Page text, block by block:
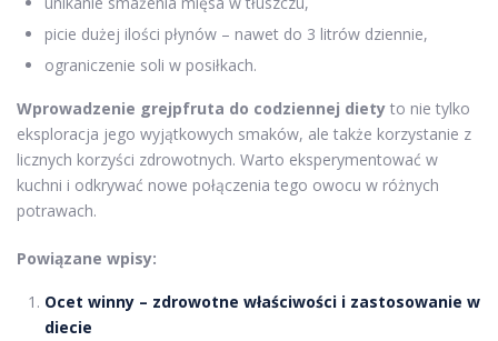
picie dużej ilości płynów – nawet do 3 litrów dziennie,
ograniczenie soli w posiłkach.
Wprowadzenie grejpfruta do codziennej diety to nie tylko
eksploracja jego wyjątkowych smaków, ale także korzystanie z
licznych korzyści zdrowotnych. Warto eksperymentować w
kuchni i odkrywać nowe połączenia tego owocu w różnych
potrawach.
Powiązane wpisy:
Ocet winny – zdrowotne właściwości i zastosowanie w
diecie